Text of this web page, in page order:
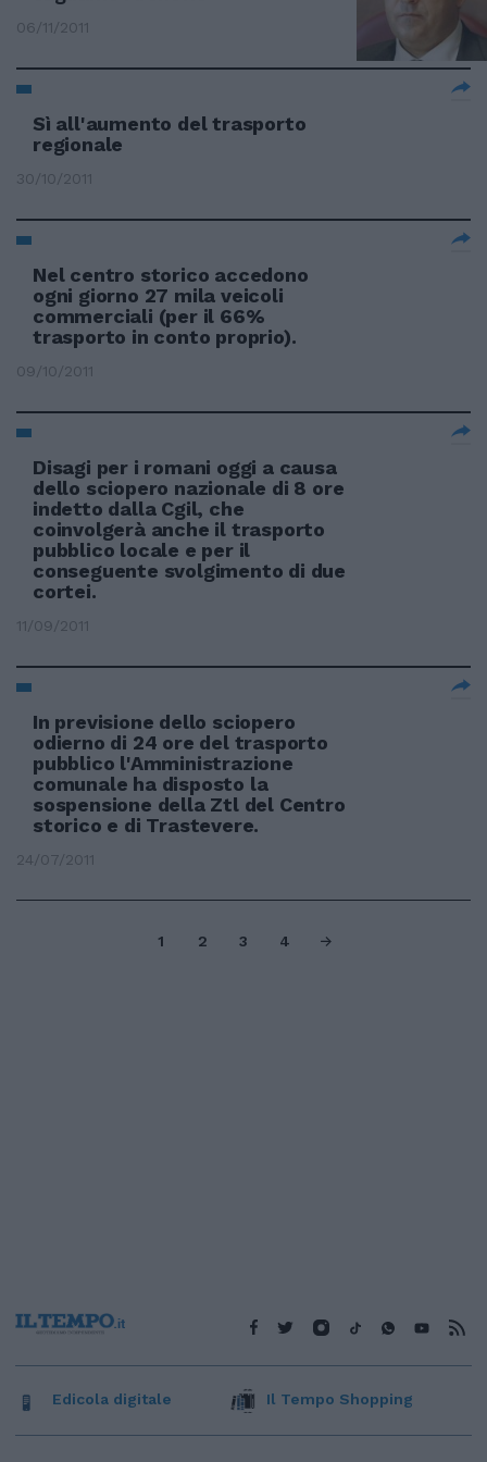
06/11/2011
Sì all'aumento del trasporto
regionale
30/10/2011
Nel centro storico accedono
ogni giorno 27 mila veicoli
commerciali (per il 66%
trasporto in conto proprio).
09/10/2011
Disagi per i romani oggi a causa
dello sciopero nazionale di 8 ore
indetto dalla Cgil, che
coinvolgerà anche il trasporto
pubblico locale e per il
conseguente svolgimento di due
cortei.
11/09/2011
In previsione dello sciopero
odierno di 24 ore del trasporto
pubblico l'Amministrazione
comunale ha disposto la
sospensione della Ztl del Centro
storico e di Trastevere.
24/07/2011
1 2 3 4
Edicola digitale Il Tempo Shopping